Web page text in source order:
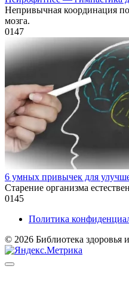
Непривычная координация
мозга.
0147
6 умных привычек для
Старение организма
0145
Политика
© 2026 Библиотека здоровья